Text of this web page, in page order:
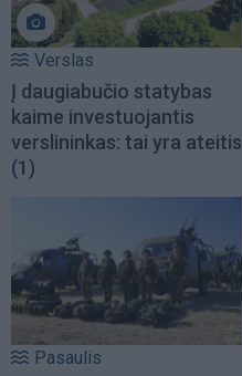
Verslas
Į daugiabučio statybas
kaime investuojantis
verslininkas: tai yra ateitis
(1)
Pasaulis